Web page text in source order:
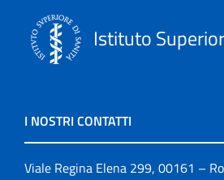
Istituto
I NOSTRI CONTATTI
Viale Regina Elena 299, 00161 –